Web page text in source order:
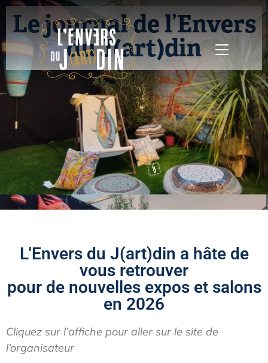
Le journal de l’Envers
du J(art)din
L'Envers du J(art)din a hâte de
vous retrouver
pour de nouvelles expos et salons
en 2026
Cliquez sur l’affiche pour aller sur le site de
l’organisateur